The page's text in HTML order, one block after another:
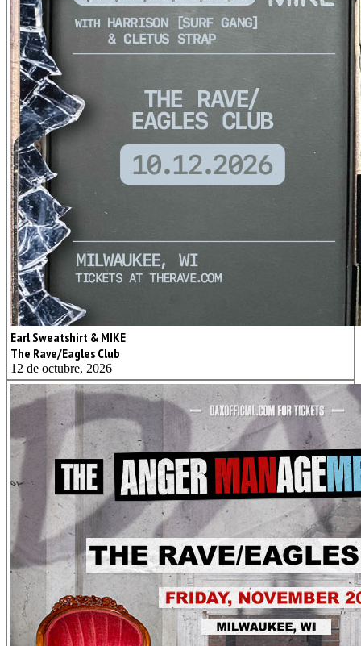
Earl Sweatshirt & MIKE
The Rave/Eagles Club
12 de octubre, 2026